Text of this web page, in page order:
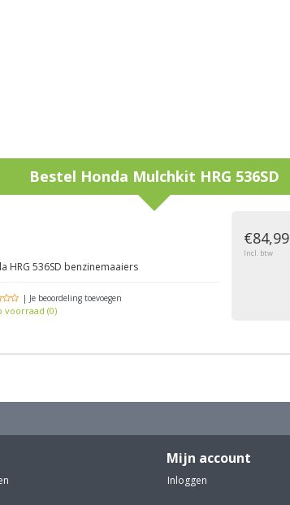
Bestel Honda Mulchkit HRG 536SD
HRG 536SD benzinemaaiers
| Je beoordeling toevoegen
voorraad (0)
€84,99
Incl. btw
Mijn account
Inloggen